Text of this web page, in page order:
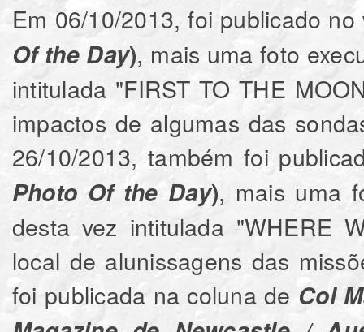
Em 06/10/2013, foi publicado
Of the Day), mais uma foto
intitulada "FIRST TO THE
impactos de algumas das
26/10/2013, também foi
Photo Of the Day), mais uma
desta vez intitulada "WHERE
local de alunissagens das
foi publicada na coluna de Col